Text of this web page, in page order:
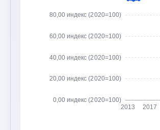
0,00 индекс (2020=100)
20,00 индекс (2020=100)
40,00 индекс (2020=100)
60,00 индекс (2020=100)
80,00 индекс (2020=100)
2013 2017